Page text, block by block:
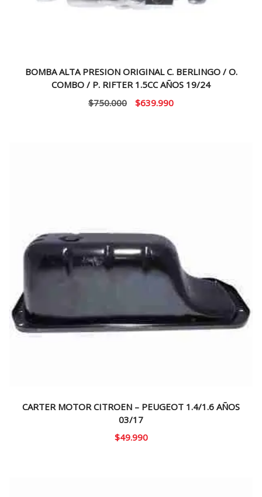
BOMBA ALTA PRESION ORIGINAL C. BERLINGO / O.
COMBO / P. RIFTER 1.5CC AÑOS 19/24
$750.000
El
$639.990El
CARTER MOTOR CITROEN – PEUGEOT 1.4/1.6 AÑOS
03/17
$49.990